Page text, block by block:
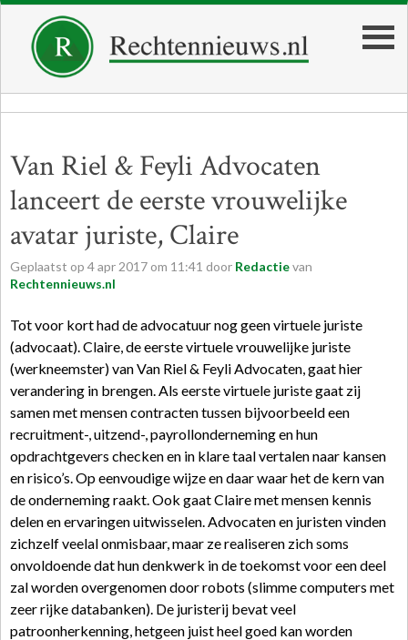
Van Riel & Feyli Advocaten
lanceert de eerste vrouwelijke
avatar juriste, Claire
Geplaatst op 4apr 2017 om 11:41 door Redactievan
Rechtennieuws.nl
Tot voor kort had de advocatuur nog geen virtuele juriste
(advocaat). Claire, de eerste virtuele vrouwelijke juriste
(werkneemster) van Van Riel & Feyli Advocaten, gaat hier
verandering in brengen. Als eerste virtuele juriste gaat zij
samen met mensen contracten tussen bijvoorbeeld een
recruitment-, uitzend-, payrollonderneming en hun
opdrachtgevers checken en in klare taal vertalen naar kansen
en risico’s. Op eenvoudige wijze en daar waar het de kern van
de onderneming raakt. Ook gaat Claire met mensen kennis
delen en ervaringen uitwisselen. Advocaten en juristen vinden
zichzelf veelal onmisbaar, maar ze realiseren zich soms
onvoldoende dat hun denkwerk in de toekomst voor een deel
zal worden overgenomen door robots (slimme computers met
zeer rijke databanken). De juristerij bevat veel
patroonherkenning, hetgeen juist heel goed kan worden